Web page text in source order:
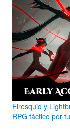
Firesquid y
RPG táctico por